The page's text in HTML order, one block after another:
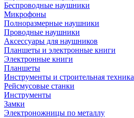
Беспроводные наушники
Микрофоны
Полноразмерные наушники
Проводные наушники
Аксессуары для наушников
Планшеты и электронные книги
Электронные книги
Планшеты
Инструменты и строительная техника
Рейсмусовые станки
Инструменты
Замки
Электроножницы по металлу